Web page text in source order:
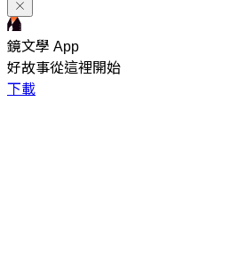
鏡文學 App
好故事從這裡開始
下載